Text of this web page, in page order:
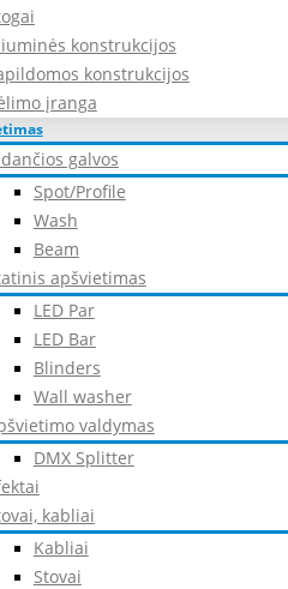
konstrukcijos
konstrukcijos
įranga
galvos
Spot/Profile
Wash
Beam
apšvietimas
LED Par
LED Bar
Blinders
Wall washer
valdymas
DMX Splitter
kabliai
Kabliai
Stovai